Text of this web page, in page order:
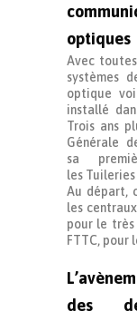
optiques
Avec
systèmes
optique
installé
Trois ans
Générale
sa
les
Au départ,
les
pour le très
FTTC, pour
des